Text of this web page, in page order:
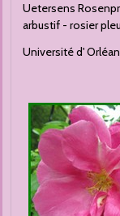
Uetersens
arbustif - rosier
Université d'